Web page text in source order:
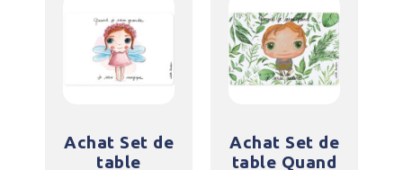
Achat Set de
table
Achat Set de
table Quand